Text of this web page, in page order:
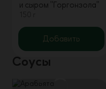
и сыром "Горгонзола"
Добавить
Соусы